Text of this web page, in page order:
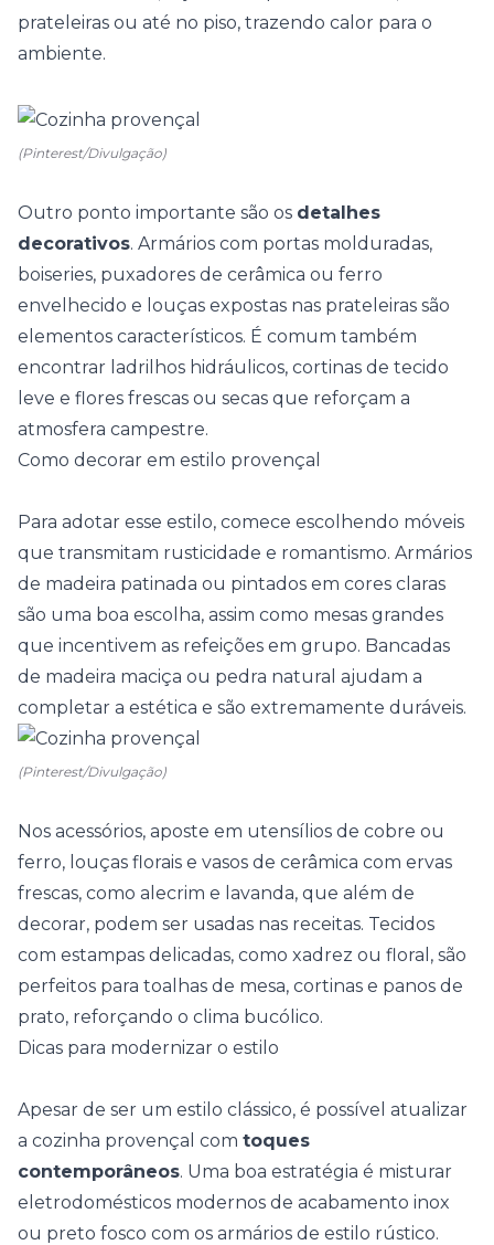
prateleiras ou até no piso, trazendo calor para o
ambiente.
(Pinterest/Divulgação)
Outro ponto importante são os detalhes
decorativos. Armários com portas molduradas,
boiseries, puxadores de cerâmica ou ferro
envelhecido e louças expostas nas prateleiras são
elementos característicos. É comum também
encontrar ladrilhos hidráulicos, cortinas de tecido
leve e flores frescas ou secas que reforçam a
atmosfera campestre.
Como decorar em estilo provençal
Para adotar esse estilo, comece escolhendo móveis
que transmitam rusticidade e romantismo. Armários
de madeira patinada ou pintados em cores claras
são uma boa escolha, assim como mesas grandes
que incentivem as refeições em grupo. Bancadas
de madeira maciça ou pedra natural ajudam a
completar a estética e são extremamente duráveis.
(Pinterest/Divulgação)
Nos acessórios, aposte em utensílios de cobre ou
ferro, louças florais e vasos de cerâmica com ervas
frescas, como alecrim e lavanda, que além de
decorar, podem ser usadas nas receitas. Tecidos
com estampas delicadas, como xadrez ou floral, são
perfeitos para toalhas de mesa, cortinas e panos de
prato, reforçando o clima bucólico.
Dicas para modernizar o estilo
Apesar de ser um estilo clássico, é possível atualizar
a cozinha provençal com toques
contemporâneos. Uma boa estratégia é misturar
eletrodomésticos modernos de acabamento inox
ou preto fosco com os armários de estilo rústico.